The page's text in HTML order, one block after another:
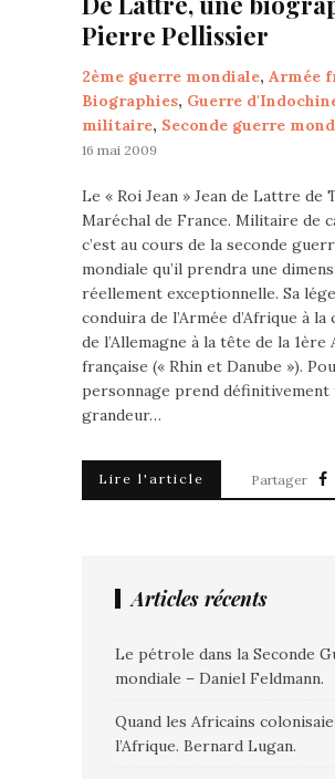
Pierre Pellissier
2ème guerre mondiale, Armée
Biographies, Guerre
militaire, Seconde guerre
16 mai 2009
Le « Roi Jean » Jean de Lattre de
Maréchal de France. Militaire de
c’est au cours de la seconde
mondiale qu’il prendra une
réellement exceptionnelle. Sa
conduira de l’Armée d’Afrique à la
de l’Allemagne à la tête de la 1ère
française (« Rhin et Danube »).
personnage prend définitivement
grandeur…
Lire l'article Partager
Articles récents
Le pétrole dans la Seconde
mondiale – Daniel Feldmann.
Quand les Africains
l’Afrique. Bernard Lugan.